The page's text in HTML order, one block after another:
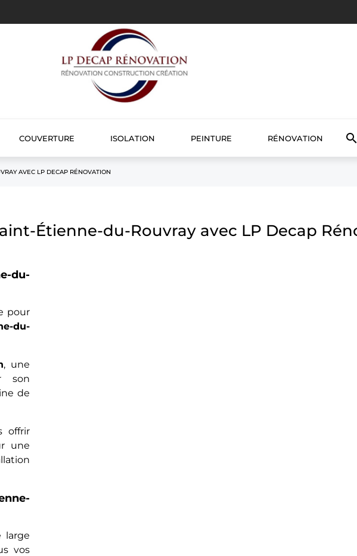
COUVERTURE ISOLATION PEINTURE RÉNOVATION 
AVEC LP DECAP RÉNOVATION
Étienne-du-Rouvray avec LP Decap
du-
pour
du-
, une
son
de
offrir
une
large
vos